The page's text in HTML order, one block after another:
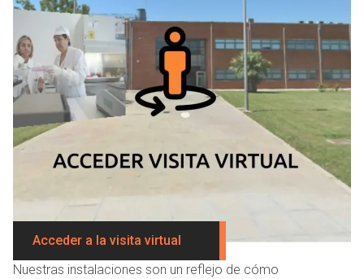
Acceder a la visita virtual
Nuestras instalaciones son un reflejo de cómo